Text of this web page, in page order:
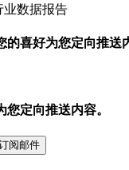
业数据报告
的喜好为您定向推送
定向推送内容。
阅邮件